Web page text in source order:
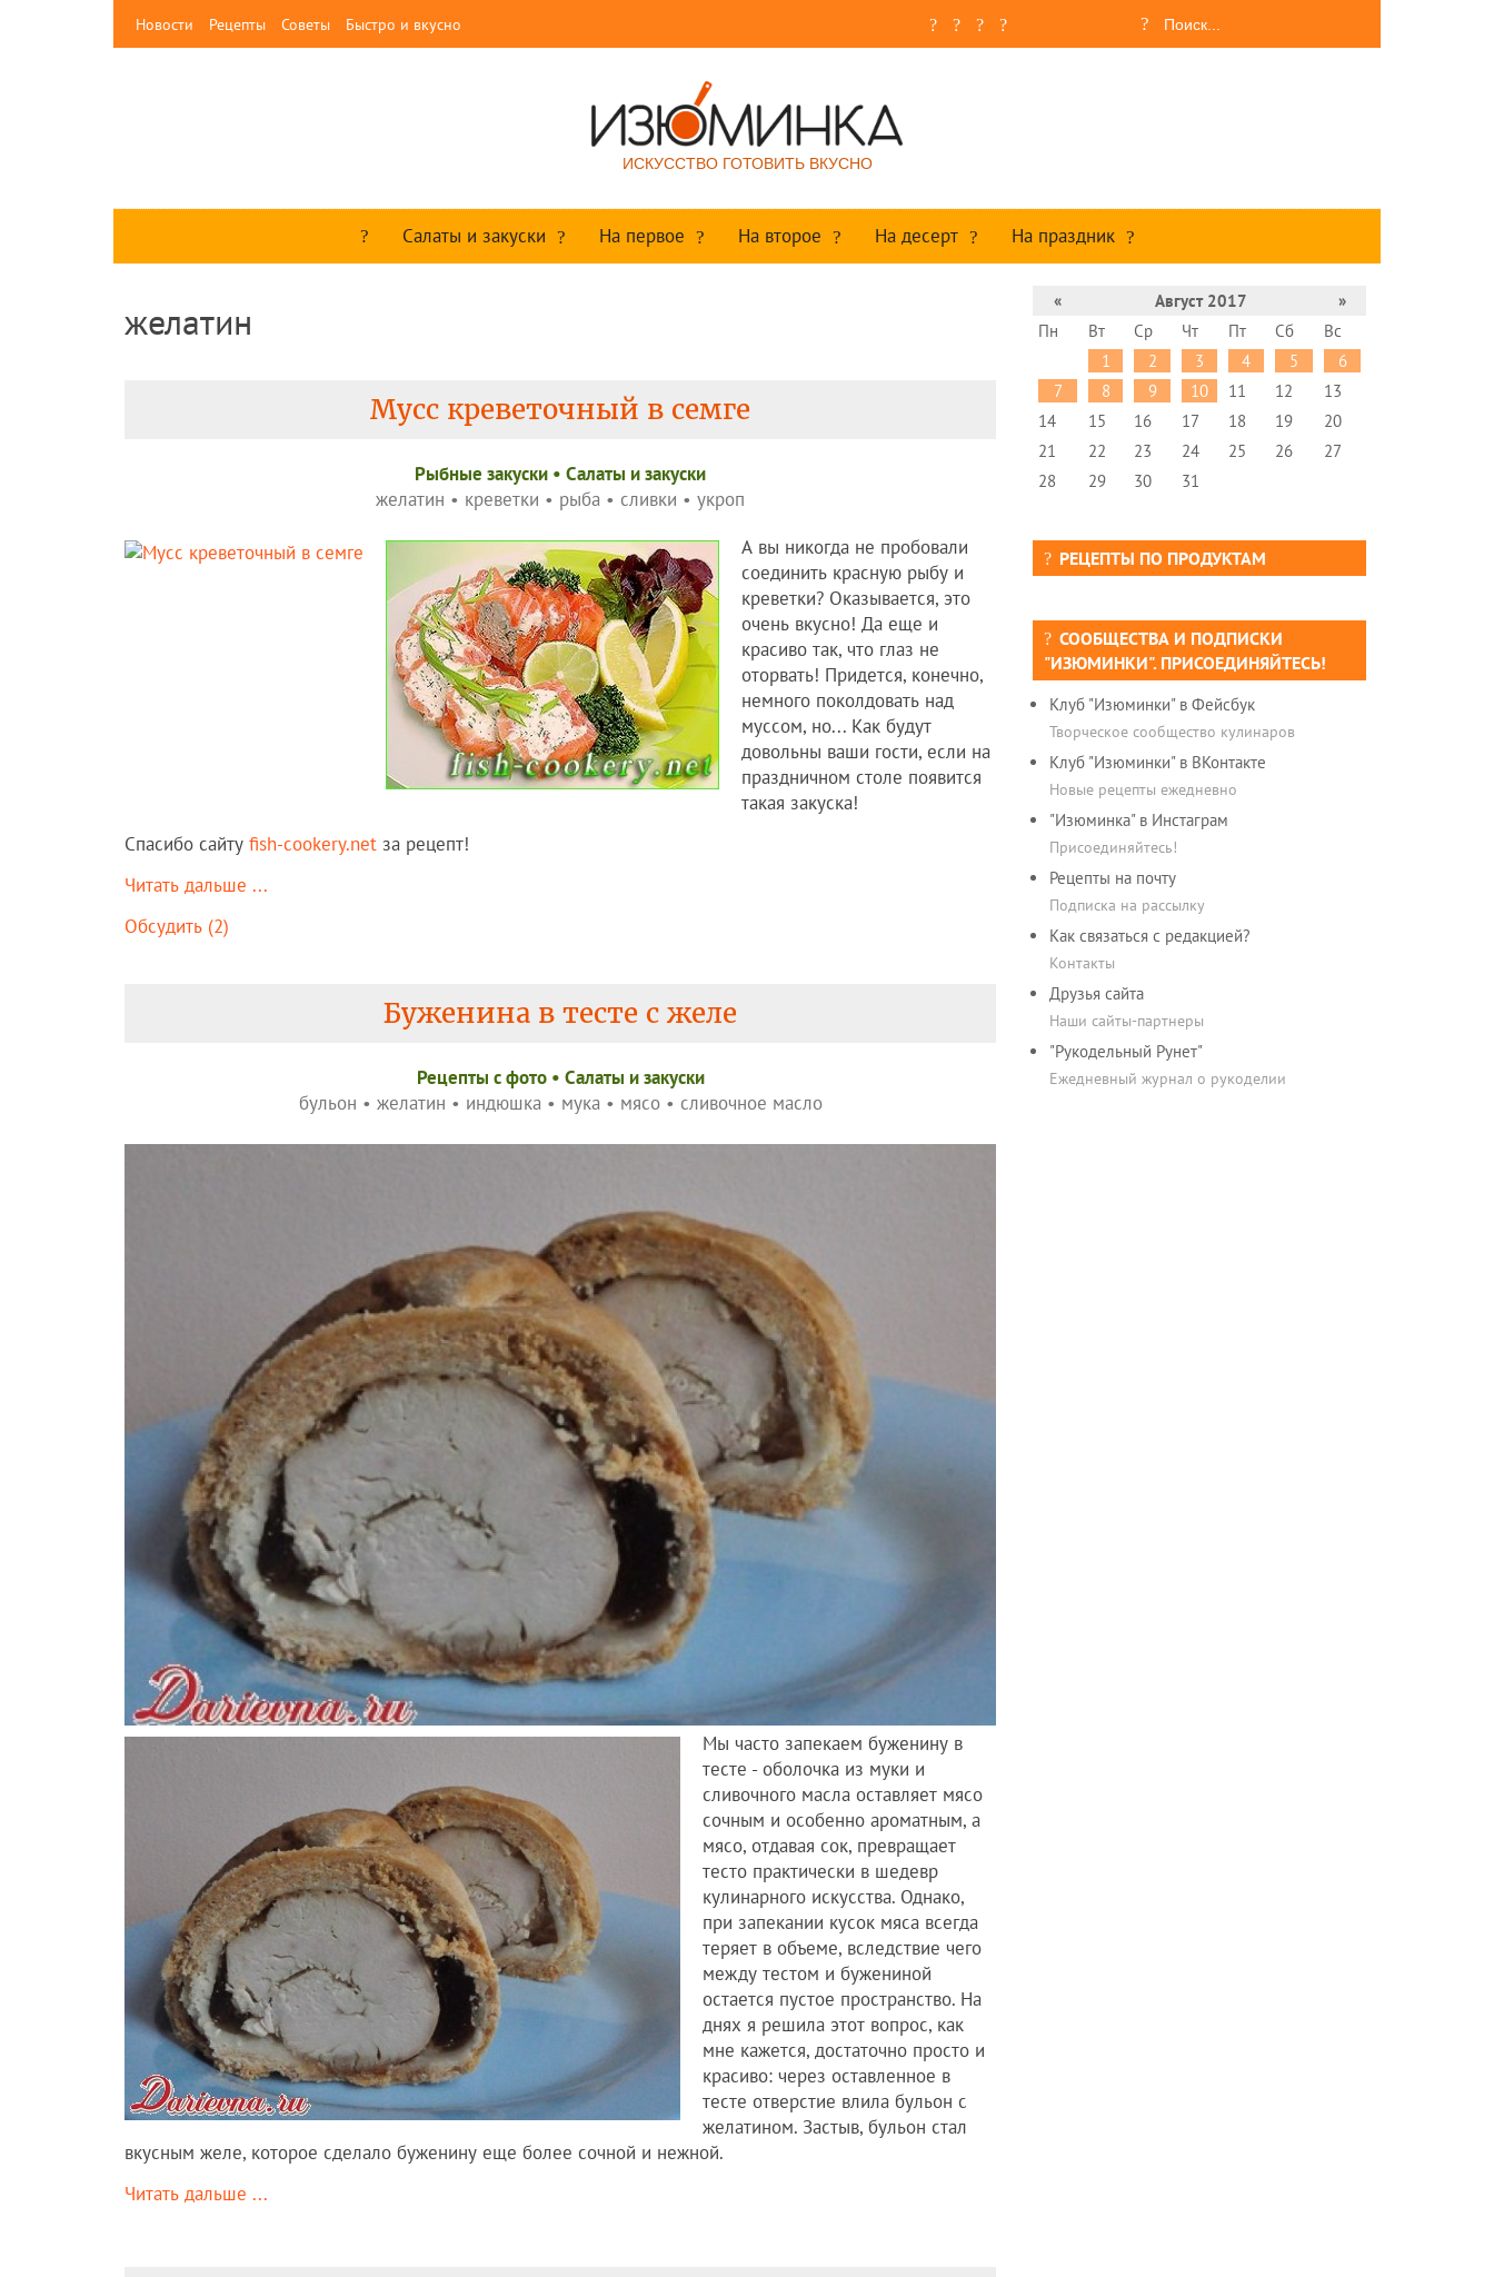
Новости Рецепты Советы Быстро и вкусно
ИСКУССТВО ГОТОВИТЬ ВКУСНО
Салаты и закуски На первое На второе На десерт На праздник
желатин
Мусс креветочный в семге
Рыбные закуски • Салаты и закуски
желатин • креветки • рыба • сливки • укроп
А вы никогда не пробовали
соединить красную рыбу и
креветки? Оказывается, это
очень вкусно! Да еще и
красиво так, что глаз не
оторвать! Придется, конечно,
немного поколдовать над
муссом, но... Как будут
довольны ваши гости, если на
праздничном столе появится
такая закуска!
Спасибо сайту fish-cookery.net за рецепт!
Читать дальше ...
Обсудить (2)
Буженина в тесте с желе
Рецепты c фото• Салаты и закуски
бульон • желатин • индюшка• мука• мясо• сливочное масло
Мы часто запекаем буженину в
тесте - оболочка из муки и
сливочного масла оставляет мясо
сочным и особенно ароматным, а
мясо, отдавая сок, превращает
тесто практически в шедевр
кулинарного искусства. Однако,
при запекании кусок мяса всегда
теряет в объеме, вследствие чего
между тестом и бужениной
остается пустое пространство. На
днях я решила этот вопрос, как
мне кажется, достаточно просто и
красиво: через оставленное в
тесте отверстие влила бульон с
желатином. Застыв, бульон стал
вкусным желе, которое сделало буженину еще более сочной и нежной.
Читать дальше ...
« Август 2017
»
Пн
Вт Ср Чт Пт Сб
Вс
1
2 3 4 5
6
7
8 9 10 11 12
13
14
15 16 17 18 19
20
21
22 23 24 25 26
27
28
29 30 31
РЕЦЕПТЫ ПО ПРОДУКТАМ
СООБЩЕСТВА И ПОДПИСКИ
"ИЗЮМИНКИ". ПРИСОЕДИНЯЙТЕСЬ!
Клуб "Изюминки" в Фейсбук
Творческое сообщество кулинаров
Клуб "Изюминки" в ВКонтакте
Новые рецепты ежедневно
"Изюминка" в Инстаграм
Присоединяйтесь!
Рецепты на почту
Подписка на рассылку
Как связаться с редакцией?
Контакты
Друзья сайта
Наши сайты-партнеры
"Рукодельный Рунет"
Ежедневный журнал о рукоделии